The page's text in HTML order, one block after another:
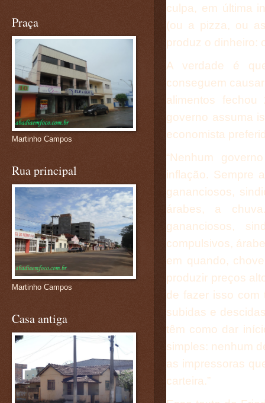
culpa, em última
(ou a pizza, ou
produz o dinheiro:
A verdade é
conseguem
alimentos
governo assuma
economista
“Nenhum
inflação. Sempre
gananciosos,
árabes, a
gananciosos,
compulsivos,
em quando,
produzir preços
de fazer isso com
subidas e
têm como dar
simples: nenhum
as impressoras
carteira.”
Praça
Martinho Campos
Rua principal
Martinho Campos
Casa antiga